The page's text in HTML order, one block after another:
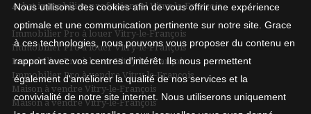
Achat immobilier professionnel Vitry-le-François
Immobilier Pro à louer Vitry-le-François
Immobilier Pro à louer Vitry-le-François
Immobilier Pro à louer Vitry-le-François
Immobilier Pro à vendre Vitry-le-François
Maison à vendre Vitry-le-François
Maison à vendre Vitry-le-François
Nous utilisons des cookies afin de vous offrir une expérience
optimale et une communication pertinente sur notre site. Grace
à ces technologies, nous pouvons vous proposer du contenu en
rapport avec vos centres d'intérêt. Ils nous permettent
également d'améliorer la qualité de nos services et la
convivialité de notre site internet. Nous utiliserons uniquement